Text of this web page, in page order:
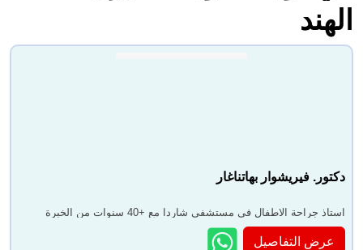
الهند
دكتور. فيريشوار بهاتناغار
استاذ جراحة الاطفال في مستشفى شاردا مع +40 سنوات من الخبرة
عرض التفاصيل